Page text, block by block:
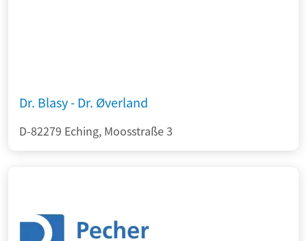
Dr. Blasy - Dr. Øverland
D-82279 Eching, Moosstraße 3